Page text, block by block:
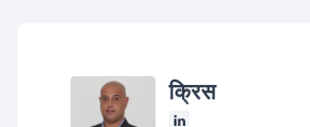
क्रिस